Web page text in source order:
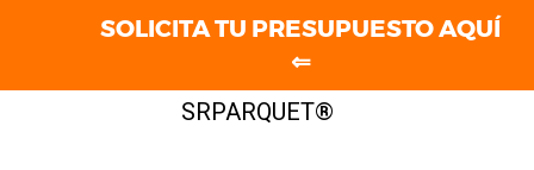
SRPARQUET®
SOLICITA TU PRESUPUESTO AQUÍ
⇐